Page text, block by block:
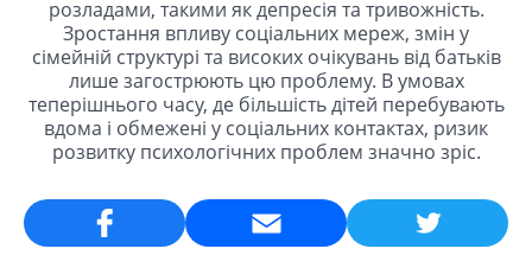
розладами, такими як депресія та тривожність.
Зростання впливу соціальних мереж, змін у
сімейній структурі та високих очікувань від батьків
лише загострюють цю проблему. В умовах
теперішнього часу, де більшість дітей перебувають
вдома і обмежені у соціальних контактах, ризик
розвитку психологічних проблем значно зріс.
Email